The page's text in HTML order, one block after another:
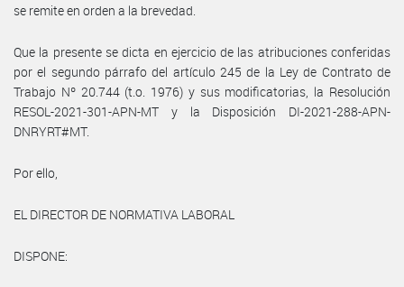
se remite en orden a la brevedad.
Que la presente se dicta en ejercicio de las atribuciones conferidas
por el segundo párrafo del artículo 245 de la Ley de Contrato de
Trabajo Nº 20.744 (t.o. 1976) y sus modificatorias, la Resolución
RESOL-2021-301-APN-MT y la Disposición DI-2021-288-APN-
DNRYRT#MT.
Por ello,
EL DIRECTOR DE NORMATIVA LABORAL
DISPONE: